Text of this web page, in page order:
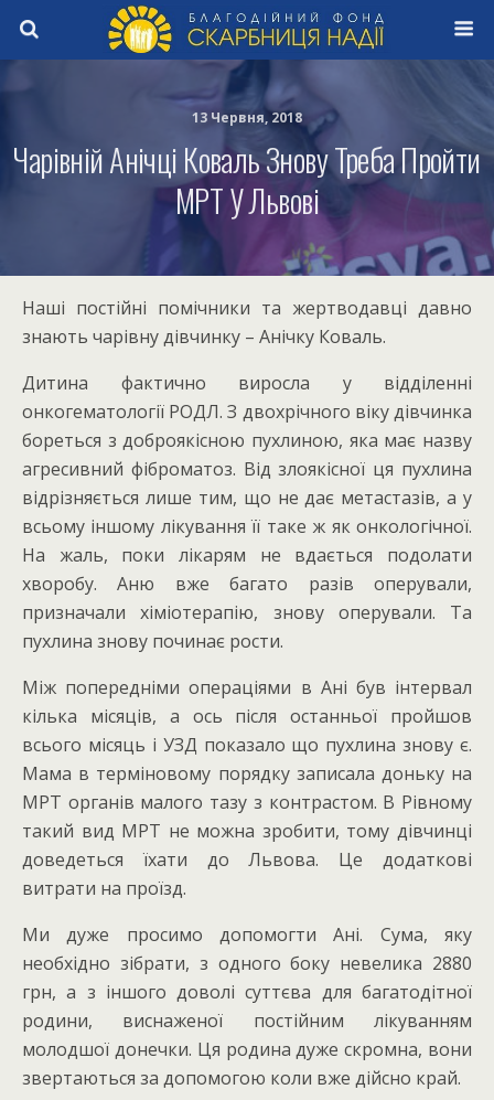
13 Червня, 2018
Чарівній Анічці Коваль Знову Треба Пройти
МРТ У Львові
Наші постійні помічники та жертводавці давно
знають чарівну дівчинку – Анічку Коваль.
Дитина фактично виросла у відділенні
онкогематології РОДЛ. З двохрічного віку дівчинка
бореться з доброякісною пухлиною, яка має назву
агресивний фіброматоз. Від злоякісної ця пухлина
відрізняється лише тим, що не дає метастазів, а у
всьому іншому лікування її таке ж як онкологічної.
На жаль, поки лікарям не вдається подолати
хворобу. Аню вже багато разів оперували,
призначали хіміотерапію, знову оперували. Та
пухлина знову починає рости.
Між попередніми операціями в Ані був інтервал
кілька місяців, а ось після останньої пройшов
всього місяць і УЗД показало що пухлина знову є.
Мама в терміновому порядку записала доньку на
МРТ органів малого тазу з контрастом. В Рівному
такий вид МРТ не можна зробити, тому дівчинці
доведеться їхати до Львова. Це додаткові
витрати на проїзд.
Ми дуже просимо допомогти Ані. Сума, яку
необхідно зібрати, з одного боку невелика 2880
грн, а з іншого доволі суттєва для багатодітної
родини, виснаженої постійним лікуванням
молодшої донечки. Ця родина дуже скромна, вони
звертаються за допомогою коли вже дійсно край.